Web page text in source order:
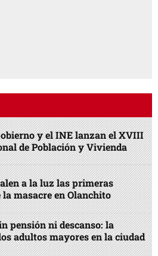
y el INE lanzan el XVIII
de Población y Vivienda
a la luz las primeras
la masacre en Olanchito
pensión ni descanso: la
adultos mayores en la ciudad